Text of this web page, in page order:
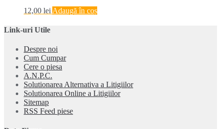
12,00 lei Adaugă în coș
Link-uri Utile
Despre noi
Cum Cumpar
Cere o piesa
A.N.P.C.
Solutionarea Alternativa a Litigiilor
Solutionarea Online a Litigiilor
Sitemap
RSS Feed piese